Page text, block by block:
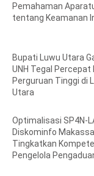
Pemahaman
tentang Keamanan
Bupati Luwu Utara
UNH Tegal Percepat
Perguruan Tinggi di
Utara
Optimalisasi SP4N-
Diskominfo
Tingkatkan
Pengelola